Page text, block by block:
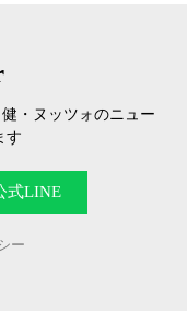
・ヌッツォのニュー
す
式LINE
ー